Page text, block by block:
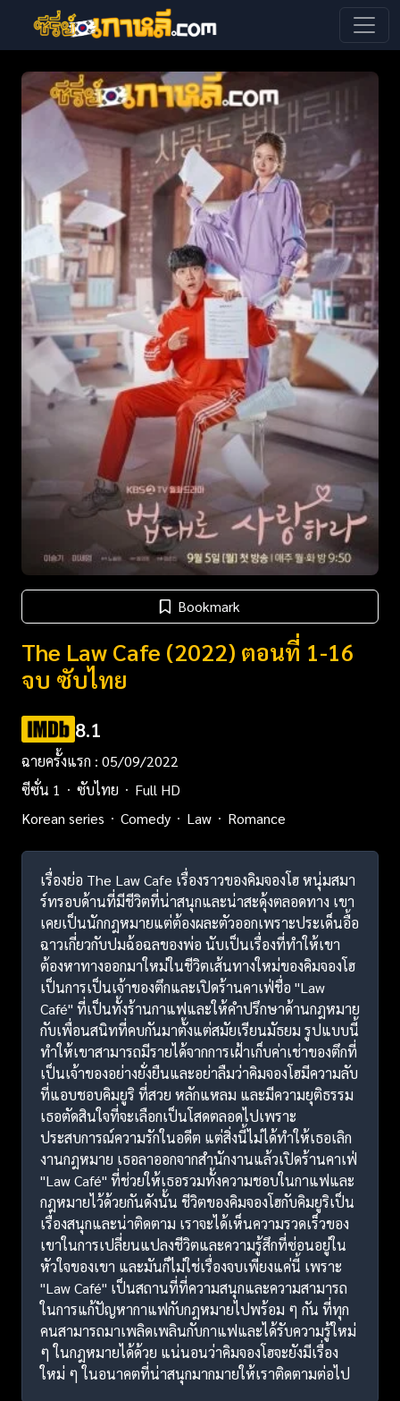
Bookmark
The Law Cafe (2022) ตอนที่ 1-16
จบ ซับไทย
8.1
ฉายครั้งแรก : 05/09/2022
ซีซั่น 1
ซับไทย
Full HD
Korean series
Comedy Law Romance
เรื่องย่อ The Law Cafe เรื่องราวของคิมจองโฮ หนุ่มสมา
ร์ทรอบด้านที่มีชีวิตที่น่าสนุกและน่าสะดุ้งตลอดทาง เขา
เคยเป็นนักกฎหมายแต่ต้องผละตัวออกเพราะประเด็นอื้อ
ฉาวเกี่ยวกับปมฉ้อฉลของพ่อ นับเป็นเรื่องที่ทำให้เขา
ต้องหาทางออกมาใหม่ในชีวิตเส้นทางใหม่ของคิมจองโฮ
เป็นการเป็นเจ้าของตึกและเปิดร้านคาเฟ่ชื่อ "Law
Café" ที่เป็นทั้งร้านกาแฟและให้คำปรึกษาด้านกฎหมาย
กับเพื่อนสนิทที่คบกันมาตั้งแต่สมัยเรียนมัธยม รูปแบบนี้
ทำให้เขาสามารถมีรายได้จากการเฝ้าเก็บค่าเช่าของตึกที่
เป็นเจ้าของอย่างยั่งยืนและอย่าลืมว่าคิมจองโฮมีความลับ
ที่แอบชอบคิมยูริ ที่สวย หลักแหลม และมีความยุติธรรม
เธอตัดสินใจที่จะเลือกเป็นโสดตลอดไปเพราะ
ประสบการณ์ความรักในอดีต แต่สิ่งนี้ไม่ได้ทำให้เธอเลิก
งานกฎหมาย เธอลาออกจากสำนักงานแล้วเปิดร้านคาเฟ่
"Law Café" ที่ช่วยให้เธอรวมทั้งความชอบในกาแฟและ
กฎหมายไว้ด้วยกันดังนั้น ชีวิตของคิมจองโฮกับคิมยูริเป็น
เรื่องสนุกและน่าติดตาม เราจะได้เห็นความรวดเร็วของ
เขาในการเปลี่ยนแปลงชีวิตและความรู้สึกที่ซ่อนอยู่ใน
หัวใจของเขา และมันก็ไม่ใช่เรื่องจบเพียงแค่นี้ เพราะ
"Law Café" เป็นสถานที่ที่ความสนุกและความสามารถ
ในการแก้ปัญหากาแฟกับกฎหมายไปพร้อม ๆ กัน ที่ทุก
คนสามารถมาเพลิดเพลินกับกาแฟและได้รับความรู้ใหม่
ๆ ในกฎหมายได้ด้วย แน่นอนว่าคิมจองโฮจะยังมีเรื่อง
ใหม่ ๆ ในอนาคตที่น่าสนุกมากมายให้เราติดตามต่อไป